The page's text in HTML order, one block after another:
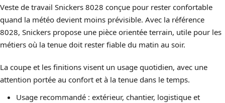
Veste de travail Snickers 8028 conçue pour rester confortable
quand la météo devient moins prévisible. Avec la référence
8028, Snickers propose une pièce orientée terrain, utile pour les
métiers où la tenue doit rester fiable du matin au soir.
La coupe et les finitions visent un usage quotidien, avec une
attention portée au confort et à la tenue dans le temps.
Usage recommandé : extérieur, chantier, logistique et